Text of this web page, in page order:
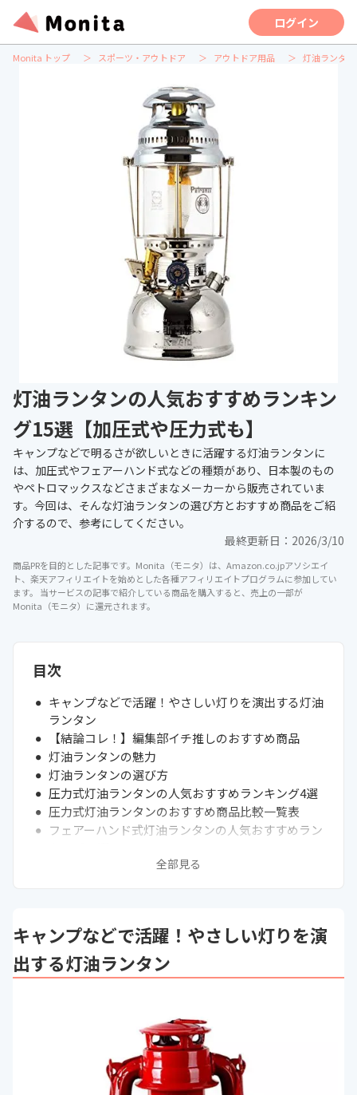
ログイン
Monita トップ スポーツ・アウトドア アウトドア用品 灯油ランタ
灯油ランタンの人気おすすめランキン
グ15選【加圧式や圧力式も】
キャンプなどで明るさが欲しいときに活躍する灯油ランタンに
は、加圧式やフェアーハンド式などの種類があり、日本製のもの
やペトロマックスなどさまざまなメーカーから販売されていま
す。今回は、そんな灯油ランタンの選び方とおすすめ商品をご紹
介するので、参考にしてください。
最終更新日： 2026/3/10
商品PRを目的とした記事です。Monita（モニタ）は、Amazon.co.jpアソシエイ
ト、楽天アフィリエイトを始めとした各種アフィリエイトプログラムに参加してい
ます。 当サービスの記事で紹介している商品を購入すると、売上の一部が
Monita（モニタ）に還元されます。
目次
キャンプなどで活躍！やさしい灯りを演出する灯油
ランタン
【結論コレ！】編集部イチ推しのおすすめ商品
灯油ランタンの魅力
灯油ランタンの選び方
圧力式灯油ランタンの人気おすすめランキング4選
圧力式灯油ランタンのおすすめ商品比較一覧表
フェアーハンド式灯油ランタンの人気おすすめラン
フェアーハンド式灯油ランタンのおすすめ商品比較
煤が発生！灯油ランタンのデメリットと注意点
灯油ランタンの自作方法
灯油ランタンを使用する際の注意点
全部見る
キャンプなどで活躍！やさしい灯りを演
出する灯油ランタン